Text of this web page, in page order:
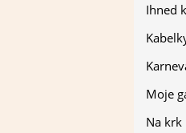
Ihned
Moje
Na krk